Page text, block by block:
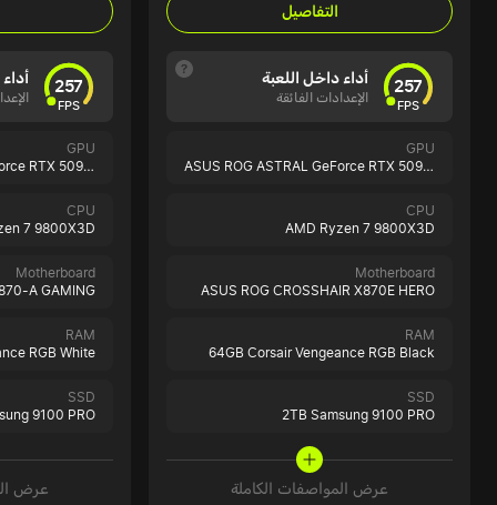
التفاصيل
257
FPS
أداء داخل اللعبة
الإعدادات الفائقة
GPU
ASUS ROG ASTRAL GeForce RTX 5090 Black
CPU
AMD Ryzen 7 9800X3D
Motherboard
ASUS ROG CROSSHAIR X870E HERO
RAM
64GB Corsair Vengeance RGB Black
SSD
2TB Samsung 9100 PRO
عرض المواصفات الكاملة
257
FPS
GPU
ASUS ROG ASTRAL GeForce RTX 5090 White
CPU
7 9800X3D
Motherboard
A GAMING
RAM
RGB White
SSD
9100 PRO
عرض